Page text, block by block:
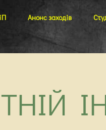
Анонс заходів